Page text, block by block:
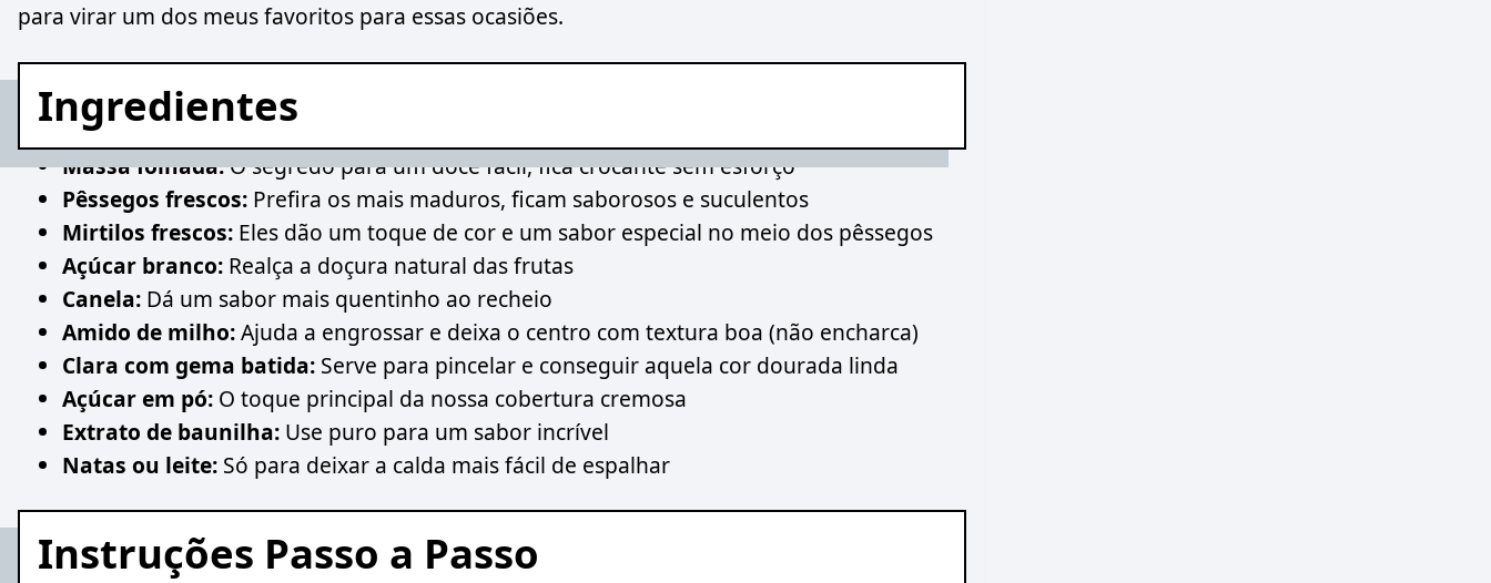
para virar um dos meus favoritos para essas ocasiões.
Ingredientes
Massa folhada:O segredo para um doce fácil, fica crocante sem esforço
Pêssegos frescos: Prefira os mais maduros, ficam saborosos e suculentos
Mirtilos frescos: Eles dão um toque de cor e um sabor especial no meio dos pêssegos
Açúcar branco: Realça a doçura natural das frutas
Canela: Dá um sabor mais quentinho ao recheio
Amido de milho:Ajuda a engrossar e deixa o centro com textura boa (não encharca)
Clara com gema batida: Serve para pincelar e conseguir aquela cor dourada linda
Açúcar em pó: O toque principal da nossa cobertura cremosa
Extrato de baunilha: Use puro para um sabor incrível
Natas ou leite: Só para deixar a calda mais fácil de espalhar
Instruções Passo a Passo